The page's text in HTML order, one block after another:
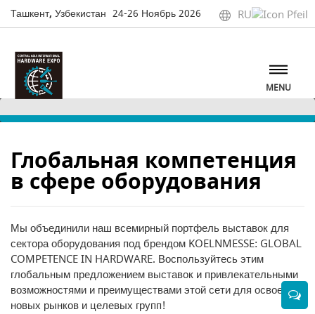
Ташкент, Узбекистан 24-26 Ноябрь 2026 RU
MENU
Глобальная компетенция
в сфере оборудования
Мы объединили наш всемирный портфель выставок для
сектора оборудования под брендом KOELNMESSE: GLOBAL
COMPETENCE IN HARDWARE. Воспользуйтесь этим
глобальным предложением выставок и привлекательными
возможностями и преимуществами этой сети для освоения
новых рынков и целевых групп!